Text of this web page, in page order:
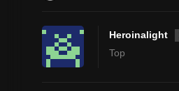
Heroinalight
Top